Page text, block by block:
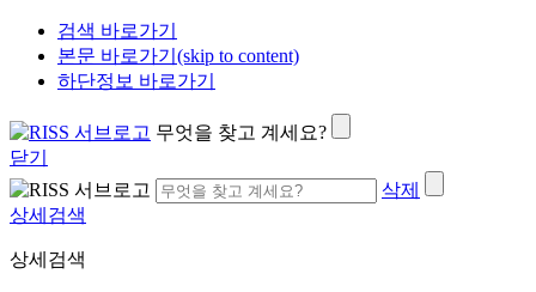
검색 바로가기
본문 바로가기(skip to content)
하단정보 바로가기
무엇을 찾고 계세요?
닫기
삭제
상세검색
상세검색